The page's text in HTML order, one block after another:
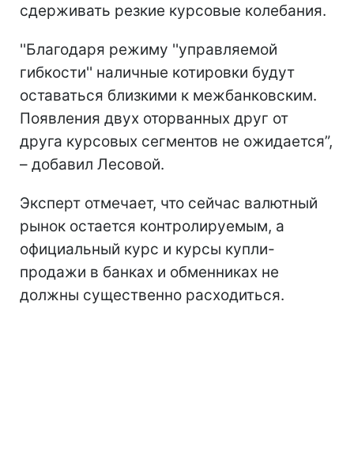
сдерживать резкие курсовые колебания.
''Благодаря режиму ''управляемой
гибкости'' наличные котировки будут
оставаться близкими к межбанковским.
Появления двух оторванных друг от
друга курсовых сегментов не ожидается”,
– добавил Лесовой.
Эксперт отмечает, что сейчас валютный
рынок остается контролируемым, а
официальный курс и курсы купли-
продажи в банках и обменниках не
должны существенно расходиться.